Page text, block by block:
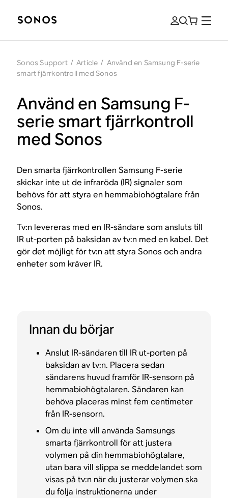
Sonos Support / Article / Använd en Samsung F-serie
smart fjärrkontroll med Sonos
Använd en Samsung F-
serie smart fjärrkontroll
med Sonos
Den smarta fjärrkontrollen Samsung F-serie
skickar inte ut de infraröda (IR) signaler som
behövs för att styra en hemmabiohögtalare från
Sonos.
Tv:n levereras med en IR-sändare som ansluts till
IR ut-porten på baksidan av tv:n med en kabel. Det
gör det möjligt för tv:n att styra Sonos och andra
enheter som kräver IR.
Innan du börjar
Anslut IR-sändaren till IR ut-porten på
baksidan av tv:n. Placera sedan
sändarens huvud framför IR-sensorn på
hemmabiohögtalaren. Sändaren kan
behöva placeras minst fem centimeter
från IR-sensorn.
Om du inte vill använda Samsungs
smarta fjärrkontroll för att justera
volymen på din hemmabiohögtalare,
utan bara vill slippa se meddelandet som
visas på tv:n när du justerar volymen ska
du följa instruktionerna under